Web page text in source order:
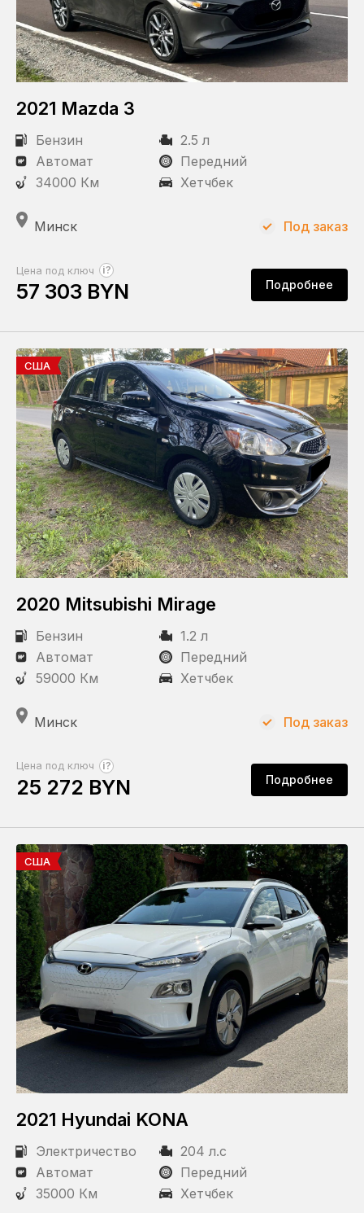
2021 Mazda 3
Бензин
2.5 л
Автомат
Передний
34000 Км
Хетчбек
Минск
Цена под ключ ?
57 303 BYN Подробнее
Под заказ
США
2020 Mitsubishi Mirage
Бензин
1.2 л
Автомат
Передний
59000 Км
Хетчбек
Минск
Цена под ключ ?
25 272 BYN Подробнее
Под заказ
США
2021 Hyundai KONA
Электричество
204 л.с
Автомат
Передний
35000 Км
Хетчбек